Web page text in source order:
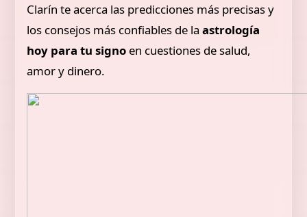
Clarín te acerca las predicciones más precisas y
los consejos más confiables de laastrología
hoy para tu signo en cuestiones de salud,
amor y dinero.